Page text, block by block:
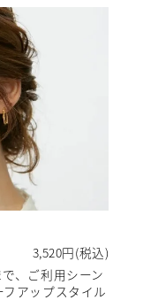
3,520円(税込)
、ご利用シーン
アップスタイル